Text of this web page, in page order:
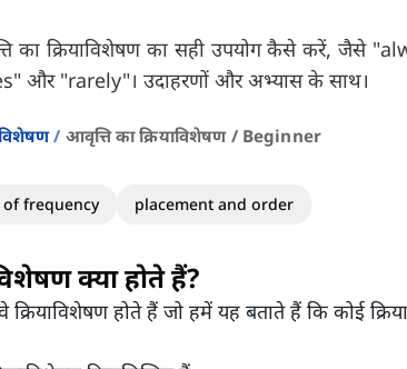
का क्रियाविशेषण का सही उपयोग कैसे करें, जैसे
और "rarely"। उदाहरणों और अभ्यास के साथ।
आवृत्ति का क्रियाविशेषण / Beginner
frequency placement and order
क्या होते हैं?
क्रियाविशेषण होते हैं जो हमें यह बताते हैं कि कोई क्रिया